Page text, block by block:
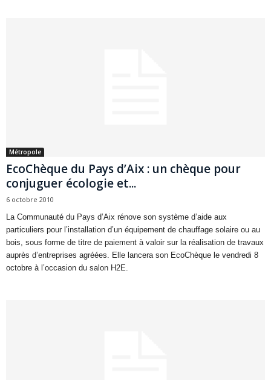
Métropole
EcoChèque du Pays d’Aix : un chèque pour
conjuguer écologie et...
6 octobre 2010
La Communauté du Pays d’Aix rénove son système d’aide aux
particuliers pour l’installation d’un équipement de chauffage solaire ou au
bois, sous forme de titre de paiement à valoir sur la réalisation de travaux
auprès d’entreprises agréées. Elle lancera son EcoChèque le vendredi 8
octobre à l’occasion du salon H2E.